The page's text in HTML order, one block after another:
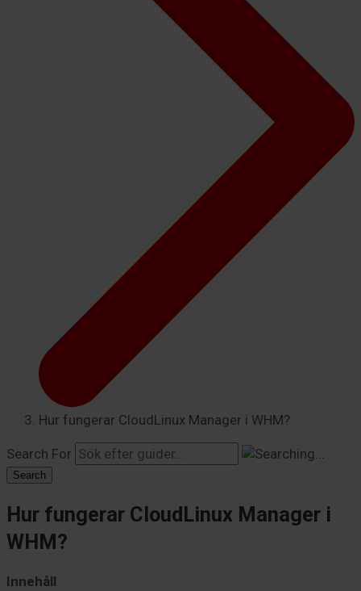
Hur fungerar CloudLinux Manager i WHM?
Search For
Search
Hur fungerar CloudLinux Manager i
WHM?
Innehåll